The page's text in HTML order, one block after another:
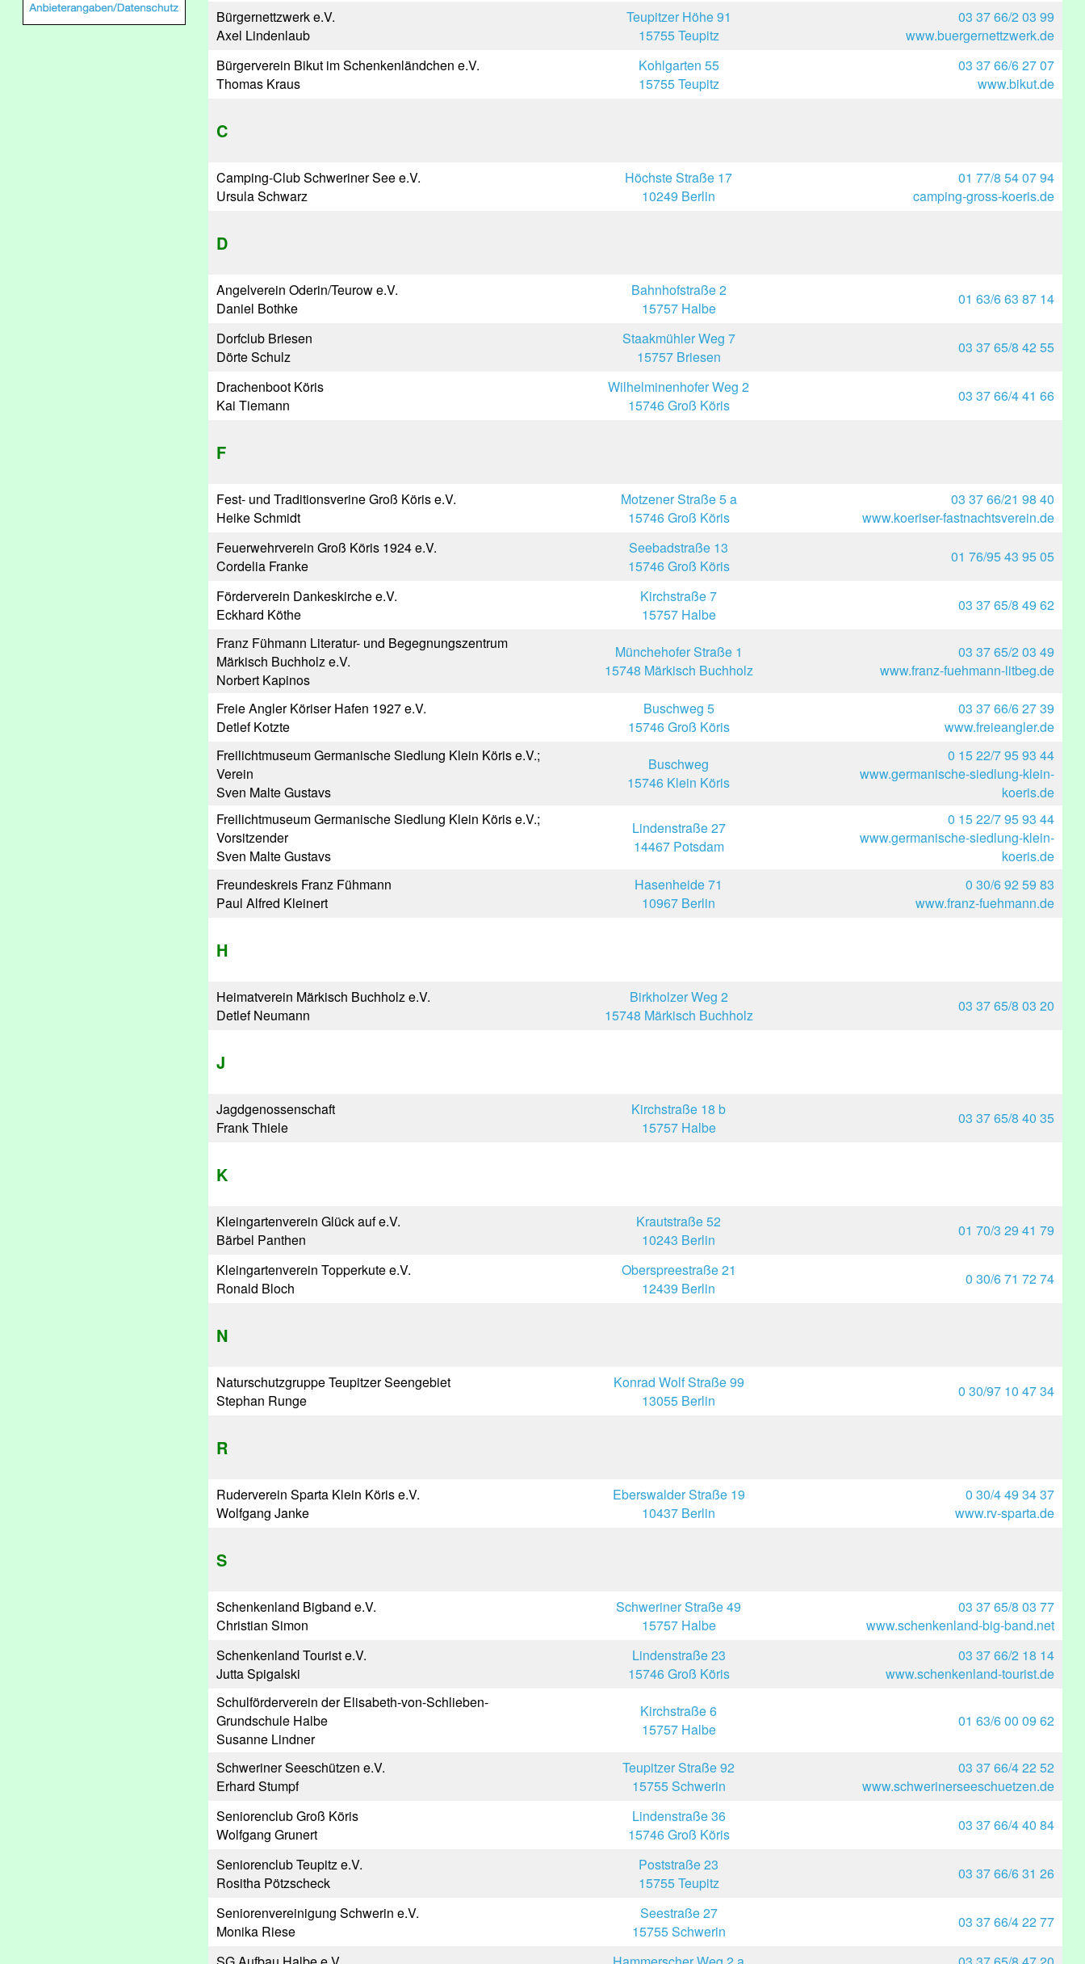
Bürgernettzwerk e.V.
Axel Lindenlaub
Teupitzer Höhe 91
15755 Teupitz
03 37 66/2 03 99
www.buergernettzwerk.de
Bürgerverein Bikut im Schenkenländchen e.V.
Thomas Kraus
Kohlgarten 55
15755 Teupitz
03 37 66/6 27 07
www.bikut.de
C
Camping-Club Schweriner See e.V.
Ursula Schwarz
Höchste Straße 17
10249 Berlin
01 77/8 54 07 94
camping-gross-koeris.de
D
Angelverein Oderin/Teurow e.V.
Daniel Bothke
Bahnhofstraße 2
15757 Halbe
01 63/6 63 87 14
Dorfclub Briesen
Dörte Schulz
Staakmühler Weg 7
15757 Briesen
03 37 65/8 42 55
Drachenboot Köris
Kai Tiemann
Wilhelminenhofer Weg 2
15746 Groß Köris
03 37 66/4 41 66
F
Fest- und Traditionsverine Groß Köris e.V.
Heike Schmidt
Motzener Straße 5 a
15746 Groß Köris
03 37 66/21 98 40
www.koeriser-fastnachtsverein.de
Feuerwehrverein Groß Köris 1924 e.V.
Cordelia Franke
Seebadstraße 13
15746 Groß Köris
01 76/95 43 95 05
Förderverein Dankeskirche e.V.
Eckhard Köthe
Kirchstraße 7
15757 Halbe
03 37 65/8 49 62
Franz Fühmann Literatur- und Begegnungszentrum
Märkisch Buchholz e.V.
Norbert Kapinos
Münchehofer Straße 1
15748 Märkisch Buchholz
03 37 65/2 03 49
www.franz-fuehmann-litbeg.de
Freie Angler Köriser Hafen 1927 e.V.
Detlef Kotzte
Buschweg 5
15746 Groß Köris
03 37 66/6 27 39
www.freieangler.de
Freilichtmuseum Germanische Siedlung Klein Köris e.V.;
Verein
Sven Malte Gustavs
Buschweg
15746 Klein Köris
0 15 22/7 95 93 44
www.germanische-siedlung-klein-
koeris.de
Freilichtmuseum Germanische Siedlung Klein Köris e.V.;
Vorsitzender
Sven Malte Gustavs
Lindenstraße 27
14467 Potsdam
0 15 22/7 95 93 44
www.germanische-siedlung-klein-
koeris.de
Freundeskreis Franz Fühmann
Paul Alfred Kleinert
Hasenheide 71
10967 Berlin
0 30/6 92 59 83
www.franz-fuehmann.de
H
Heimatverein Märkisch Buchholz e.V.
Detlef Neumann
Birkholzer Weg 2
15748 Märkisch Buchholz
03 37 65/8 03 20
J
Jagdgenossenschaft
Frank Thiele
Kirchstraße 18 b
15757 Halbe
03 37 65/8 40 35
K
Kleingartenverein Glück auf e.V.
Bärbel Panthen
Krautstraße 52
10243 Berlin
01 70/3 29 41 79
Kleingartenverein Topperkute e.V.
Ronald Bloch
Oberspreestraße 21
12439 Berlin
0 30/6 71 72 74
N
Naturschutzgruppe Teupitzer Seengebiet
Stephan Runge
Konrad Wolf Straße 99
13055 Berlin
0 30/97 10 47 34
R
Ruderverein Sparta Klein Köris e.V.
Wolfgang Janke
Eberswalder Straße 19
10437 Berlin
0 30/4 49 34 37
www.rv-sparta.de
S
Schenkenland Bigband e.V.
Christian Simon
Schweriner Straße 49
15757 Halbe
03 37 65/8 03 77
www.schenkenland-big-band.net
Schenkenland Tourist e.V.
Jutta Spigalski
Lindenstraße 23
15746 Groß Köris
03 37 66/2 18 14
www.schenkenland-tourist.de
Schulförderverein der Elisabeth-von-Schlieben-
Grundschule Halbe
Susanne Lindner
Kirchstraße 6
15757 Halbe
01 63/6 00 09 62
Schweriner Seeschützen e.V.
Erhard Stumpf
Teupitzer Straße 92
15755 Schwerin
03 37 66/4 22 52
www.schwerinerseeschuetzen.de
Seniorenclub Groß Köris
Wolfgang Grunert
Lindenstraße 36
15746 Groß Köris
03 37 66/4 40 84
Seniorenclub Teupitz e.V.
Rositha Pötzscheck
Poststraße 23
15755 Teupitz
03 37 66/6 31 26
Seniorenvereinigung Schwerin e.V.
Monika Riese
Seestraße 27
15755 Schwerin
03 37 66/4 22 77